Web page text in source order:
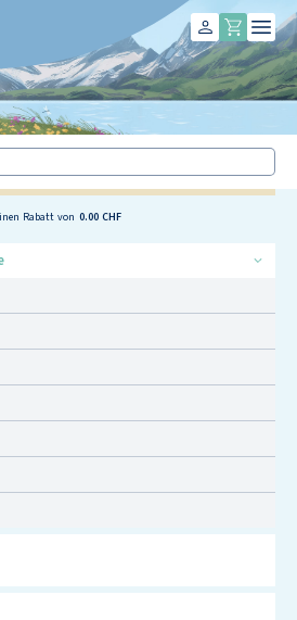
Rabatt von 0.00 CHF